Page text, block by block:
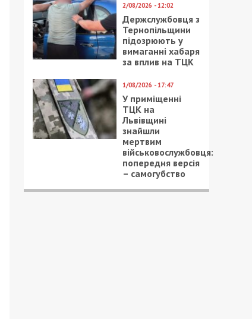
2/08/2026 - 12:02
Держслужбовця з
Тернопільщини
підозрюють у
вимаганні хабаря
за вплив на ТЦК
1/08/2026 - 17:47
У приміщенні
ТЦК на
Львівщині
знайшли
мертвим
військовослужбовця:
попередня версія
– самогубство